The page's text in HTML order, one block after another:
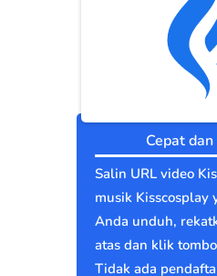
Cepat
Salin URL video
musik Kisscosplay
Anda unduh,
atas dan klik
Tidak ada